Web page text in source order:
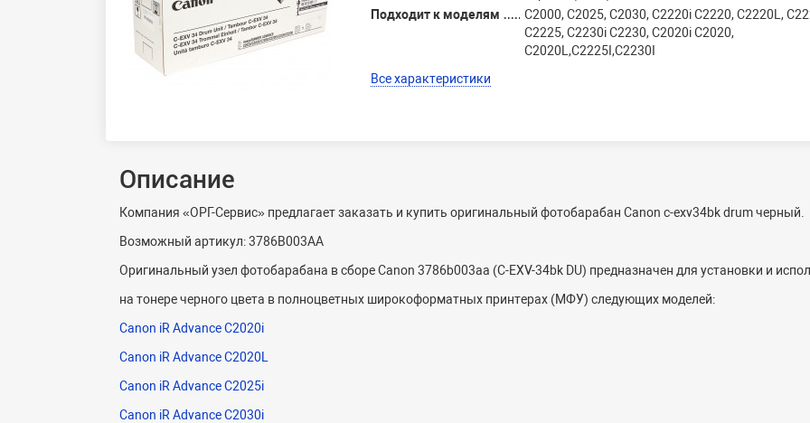
Подходит к моделям
C2000, C2025, C2030, C2220i C2220, C2220L,
C2225, C2230i C2230, C2020i C2020,
C2020L,C2225I,C2230I
Все характеристики
Описание
Компания «ОРГ-Сервис» предлагает заказать и купить оригинальный фотобарабан Canon c-exv34bk drum черный.
Возможный артикул: 3786B003AA
Оригинальный узел фотобарабана в сборе Canon 3786b003aa (C-EXV-34bk DU) предназначен для установки и
на тонере черного цвета в полноцветных широкоформатных принтерах (МФУ) следующих моделей:
Canon iR Advance C2020i
Canon iR Advance C2020L
Canon iR Advance C2025i
Canon iR Advance C2030i